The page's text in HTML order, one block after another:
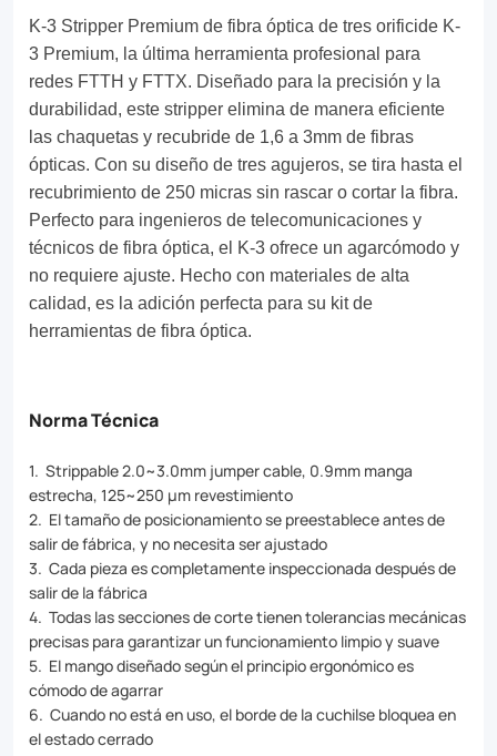
fiber
optic
technicians,
the
K-
offers
comfortable
requires
no
adjustment.
Made
with
high-
quality
materials,
it's
K-3 Stripper Premium de fibra óptica de tres orificide K-
3 Premium, la última herramienta profesional para
redes FTTH y FTTX. Diseñado para la precisión y la
durabilidad, este stripper elimina de manera eficiente
las chaquetas y recubride de 1,6 a 3mm de fibras
ópticas. Con su diseño de tres agujeros, se tira hasta el
recubrimiento de 250 micras sin rascar o cortar la fibra.
Perfecto para ingenieros de telecomunicaciones y
técnicos de fibra óptica, el K-3 ofrece un agarcómodo y
no requiere ajuste. Hecho con materiales de alta
calidad, es la adición perfecta para su kit de
herramientas de fibra óptica.
Norma Técnica
1. Strippable 2.0~3.0mm jumper cable, 0.9mm manga
estrecha, 125~250 μm revestimiento
2. El tamaño de posicionamiento se preestablece antes de
salir de fábrica, y no necesita ser ajustado
3. Cada pieza es completamente inspeccionada después de
salir de la fábrica
4. Todas las secciones de corte tienen tolerancias mecánicas
precisas para garantizar un funcionamiento limpio y suave
5. El mango diseñado según el principio ergonómico es
cómodo de agarrar
6. Cuando no está en uso, el borde de la cuchilse bloquea en
el estado cerrado